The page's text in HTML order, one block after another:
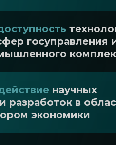
госуправления
научных
разработок в
экономики